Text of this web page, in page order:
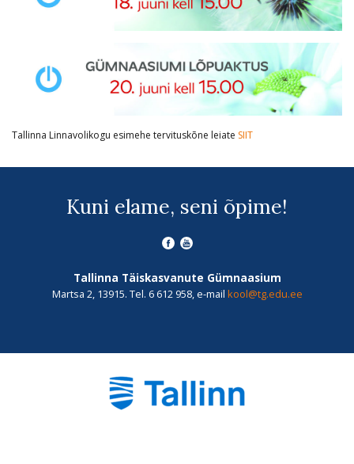
Tallinna Linnavolikogu esimehe tervituskõne leiate SIIT
Kuni elame, seni õpime!
Tallinna Täiskasvanute Gümnaasium
Martsa 2, 13915. Tel. 6 612 958, e-mail kool@tg.edu.ee